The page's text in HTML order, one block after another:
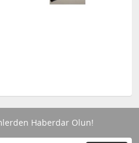
Haberdar Olun!